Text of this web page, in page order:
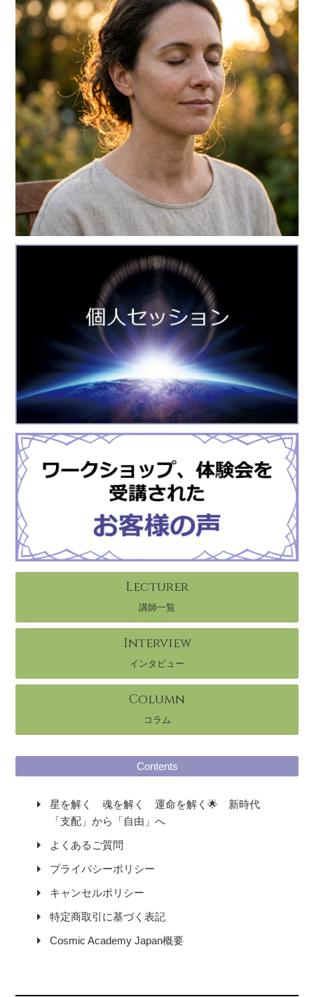
Lecturer
講師一覧
Interview
インタビュー
Column
コラム
Contents
星を解く 魂を解く 運命を解く🌟 新時代
「支配」から「自由」へ
よくあるご質問
プライバシーポリシー
キャンセルポリシー
特定商取引に基づく表記
Cosmic Academy Japan概要